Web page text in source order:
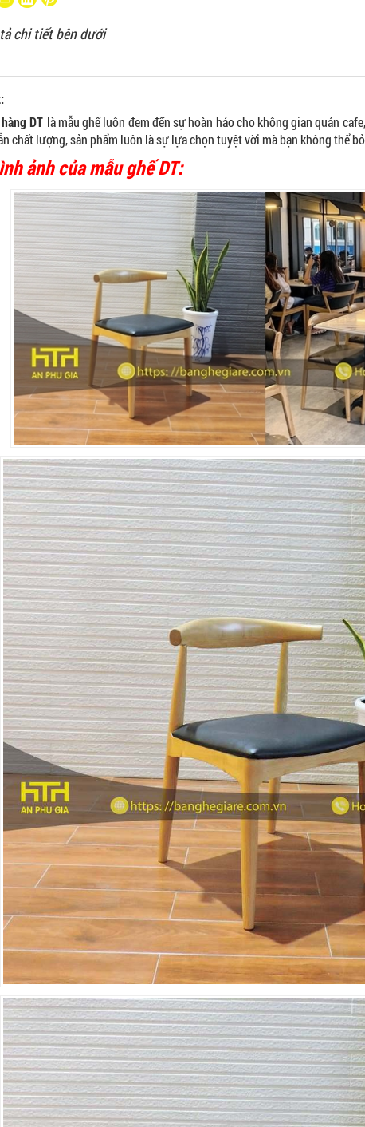
chi tiết bên dưới
DT là mẫu ghế luôn đem đến sự hoàn hảo cho không gian quán
chất lượng, sản phẩm luôn là sự lựa chọn tuyệt vời mà bạn không thể
ảnh của mẫu ghế DT: